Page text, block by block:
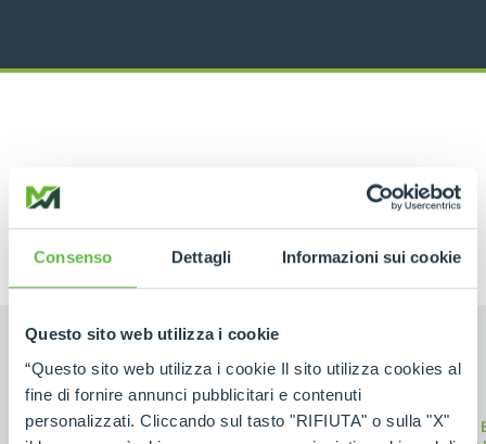
Consenso Dettagli Informazioni sui cookie
Questo sito web utilizza i cookie
“Questo sito web utilizza i cookie Il sito utilizza cookies al
fine di fornire annunci pubblicitari e contenuti
personalizzati. Cliccando sul tasto "RIFIUTA" o sulla "X"
Telehandlers
ELECTRIC
COMPACT